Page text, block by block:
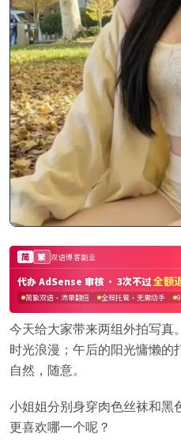
今天给大家带来两组外拍写真
时光浪漫；午后的阳光慵懒的
自然，随意。
小姐姐分别身穿肉色丝袜和黑
更喜欢哪一个呢？